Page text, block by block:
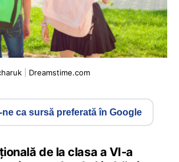
Dreamstime.com
ca sursă preferată în Google
de la clasa a VI-a